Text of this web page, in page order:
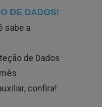
DE DADOS!
sabe a
de Dados
confira!